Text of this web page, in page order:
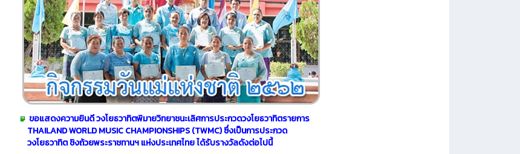
ขอแสดงความยินดี วงโยธวาทิตพิมายวิทยาชนะเลิศการประกวดวงโยธวาทิตรายการ
THAILAND WORLD MUSIC CHAMPIONSHIPS (TWMC) ซึ่งเป็นการประกวด
วงโยธวาทิต ชิงถ้วยพระราชทานฯ แห่งประเทศไทย ได้รับรางวัลดังต่อไปนี้